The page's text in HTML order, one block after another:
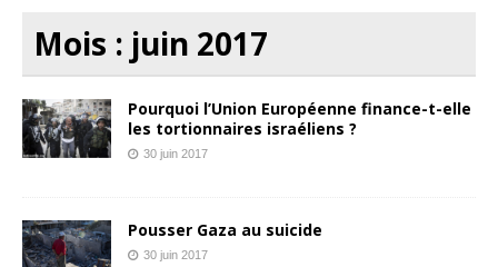
Mois : juin 2017
Pourquoi l’Union Européenne finance-t-elle
les tortionnaires israéliens ?
30 juin 2017
Pousser Gaza au suicide
30 juin 2017